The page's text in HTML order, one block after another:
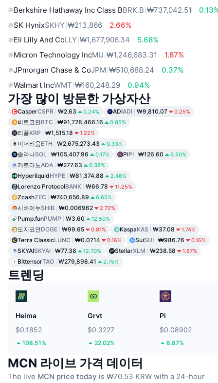
Berkshire Hathaway Inc Class BBRK.B ₩737,042.51
SK HynixSKHY ₩213,866
2.66%
Eli Lilly And CoLLY ₩1,677,906.34
5.68%
Micron Technology IncMU ₩1,246,683.31
1.87%
JPmorgan Chase & CoJPM ₩510,688.24
0.37%
Walmart IncWMT ₩160,248.29 0.94%
가장 많이 방문한 가상자산
CasperCSPR ₩2.63 0.24% ADIADI ₩9,810.07 0.25%
비트코인BTC ₩91,728,466.16 0.85%
리플XRP ₩1,515.18 1.22%
이더리움ETH ₩2,675,273.43 0.33%
솔라나SOL ₩105,407.96 0.17% PiPI ₩126.60 6.50%
카르다노ADA ₩277.63 0.38%
HyperliquidHYPE ₩81,374.88 2.46%
Lorenzo ProtocolBANK ₩66.78 11.25%
ZcashZEC ₩740,656.89 6.65%
시바이누SHIB ₩0.006962 2.72%
Pump.funPUMP ₩3.60 12.50%
도지코인DOGE ₩99.65 0.81% KaspaKAS ₩37.08 1.74%
Terra ClassicLUNC ₩0.0714 0.16% SuiSUI ₩986.76 0.16%
SKYAISKYAI ₩77.38 12.70% StellarXLM ₩238.58 1.67%
BittensorTAO ₩279,898.41 2.75%
트렌딩
Heima
$0.1852
108.51%
Grvt
$0.3227
22.02%
Pi
$0.08902
6.87%
MCN 라이브 가격 데이터
The live MCN price today is ₩70.53 KRW with a 24-hour